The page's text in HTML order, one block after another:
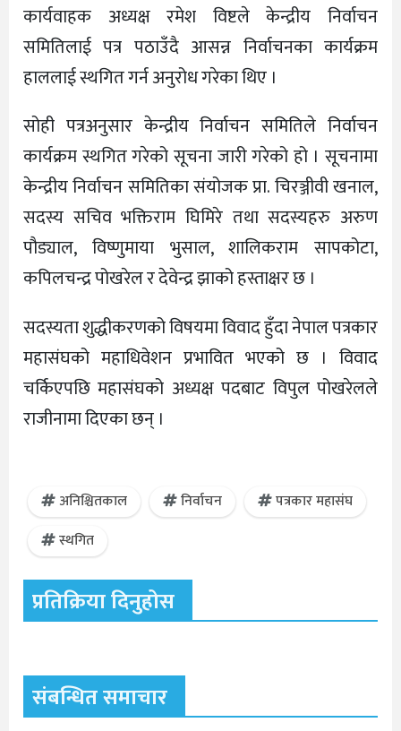
कार्यवाहक अध्यक्ष रमेश विष्टले केन्द्रीय निर्वाचन
समितिलाई पत्र पठाउँदै आसन्न निर्वाचनका कार्यक्रम
हाललाई स्थगित गर्न अनुरोध गरेका थिए ।
सोही पत्रअनुसार केन्द्रीय निर्वाचन समितिले निर्वाचन
कार्यक्रम स्थगित गरेको सूचना जारी गरेको हो । सूचनामा
केन्द्रीय निर्वाचन समितिका संयोजक प्रा. चिरञ्जीवी खनाल,
सदस्य सचिव भक्तिराम घिमिरे तथा सदस्यहरु अरुण
पौड्याल, विष्णुमाया भुसाल, शालिकराम सापकोटा,
कपिलचन्द्र पोखरेल र देवेन्द्र झाको हस्ताक्षर छ ।
सदस्यता शुद्धीकरणको विषयमा विवाद हुँदा नेपाल पत्रकार
महासंघको महाधिवेशन प्रभावित भएको छ । विवाद
चर्किएपछि महासंघको अध्यक्ष पदबाट विपुल पोखरेलले
राजीनामा दिएका छन् ।
अनिश्चितकाल निर्वाचन
पत्रकार महासंघ
स्थगित
प्रतिक्रिया दिनुहोस
संबन्धित समाचार